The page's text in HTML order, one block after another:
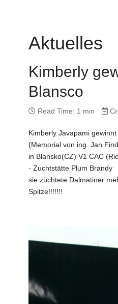
Aktuelles
Kimberly
Blansco
Read Time: 1 min
Kimberly Javapami
(Memorial von ing. Jan
in Blansko(CZ) V1 CAC
- Zuchtstätte Plum Brandy
sie züchtete Dalmatiner
Spitze!!!!!!!